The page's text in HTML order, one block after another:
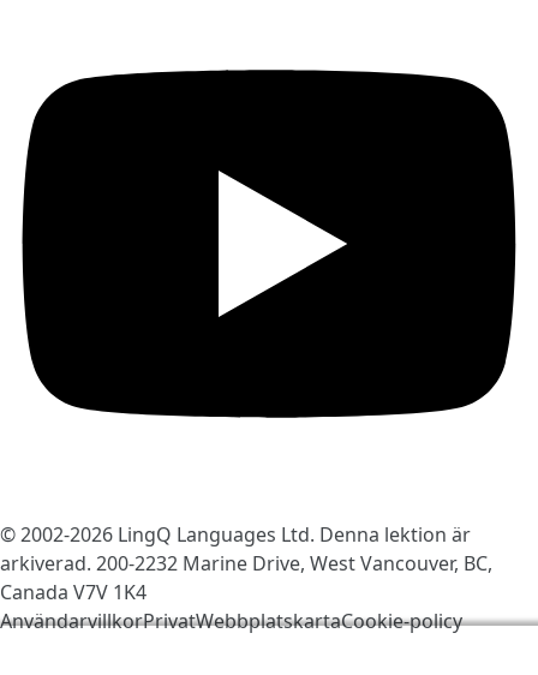
© 2002-2026 LingQ Languages Ltd. Denna lektion är
arkiverad. 200-2232 Marine Drive, West Vancouver, BC,
Canada V7V 1K4
AnvändarvillkorPrivatWebbplatskartaCookie-policy